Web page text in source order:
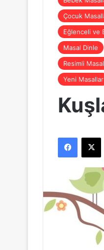
Çocuk
Eğlenceli ve
Masal Dinle
Resimli
Yeni Masallar
X